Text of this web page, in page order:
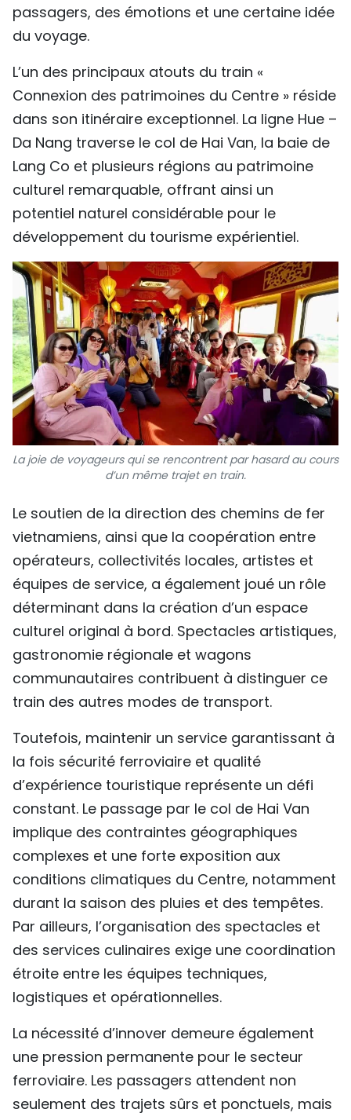
passagers, des émotions et une certaine idée
du voyage.
L’un des principaux atouts du train «
Connexion des patrimoines du Centre » réside
dans son itinéraire exceptionnel. La ligne Hue –
Da Nang traverse le col de Hai Van, la baie de
Lang Co et plusieurs régions au patrimoine
culturel remarquable, offrant ainsi un
potentiel naturel considérable pour le
développement du tourisme expérientiel.
La joie de voyageurs qui se rencontrent par hasard au cours
d’un même trajet en train.
Le soutien de la direction des chemins de fer
vietnamiens, ainsi que la coopération entre
opérateurs, collectivités locales, artistes et
équipes de service, a également joué un rôle
déterminant dans la création d’un espace
culturel original à bord. Spectacles artistiques,
gastronomie régionale et wagons
communautaires contribuent à distinguer ce
train des autres modes de transport.
Toutefois, maintenir un service garantissant à
la fois sécurité ferroviaire et qualité
d’expérience touristique représente un défi
constant. Le passage par le col de Hai Van
implique des contraintes géographiques
complexes et une forte exposition aux
conditions climatiques du Centre, notamment
durant la saison des pluies et des tempêtes.
Par ailleurs, l’organisation des spectacles et
des services culinaires exige une coordination
étroite entre les équipes techniques,
logistiques et opérationnelles.
La nécessité d’innover demeure également
une pression permanente pour le secteur
ferroviaire. Les passagers attendent non
seulement des trajets sûrs et ponctuels, mais